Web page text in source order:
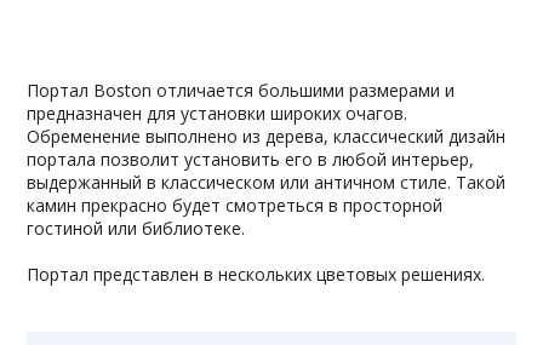
Портал Boston отличается большими размерами и
предназначен для установки широких очагов.
Обременение выполнено из дерева, классический дизайн
портала позволит установить его в любой интерьер,
выдержанный в классическом или античном стиле. Такой
камин прекрасно будет смотреться в просторной
гостиной или библиотеке.
Портал представлен в нескольких цветовых решениях.